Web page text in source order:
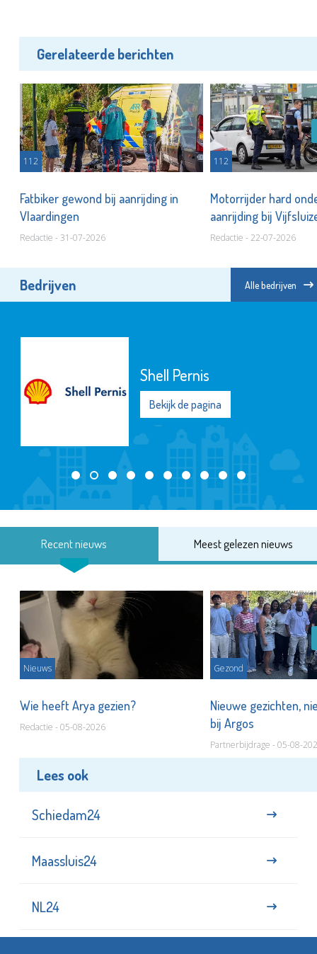
Gerelateerde berichten
112
Fatbiker gewond bij aanrijding in
Vlaardingen
Redactie - 31-07-2026
112
Motorrijder hard
aanrijding bij
Redactie - 22-07-2026
Bedrijven Alle bedrijven
Shell Pernis
Bekijk de pagina
Recent nieuws Meest gelezen nieuws
Nieuws
Wie heeft Arya gezien?
Redactie - 05-08-2026
Gezond
Nieuwe gezichten,
bij Argos
Partnerbijdrage - 05-08-
Lees ook
Schiedam24
Maassluis24
NL24